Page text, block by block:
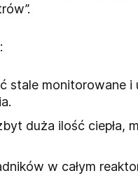
stale monitorowane i
duża ilość ciepła,
w całym